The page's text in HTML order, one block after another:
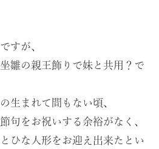
すが、
雛の親王飾りで妹と共用？で
生まれて間もない頃、
句をお祝いする余裕がなく、
ひな人形をお迎え出来たとい